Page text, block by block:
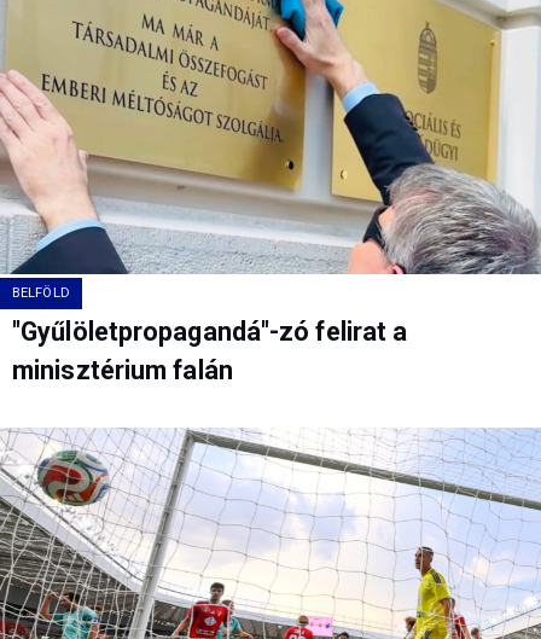
BELFÖLD
"Gyűlöletpropagandá"-zó felirat a
minisztérium falán